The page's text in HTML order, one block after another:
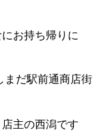
お持ち帰りに
だ駅前通商店街
主の西潟です